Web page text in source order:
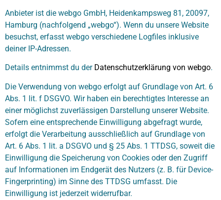
Anbieter ist die webgo GmbH, Heidenkampsweg 81, 20097,
Hamburg (nachfolgend „webgo“). Wenn du unsere Website
besuchst, erfasst webgo verschiedene Logfiles inklusive
deiner IP-Adressen.
Details entnimmst du der Datenschutzerklärung von webgo.
Die Verwendung von webgo erfolgt auf Grundlage von Art. 6
Abs. 1 lit. f DSGVO. Wir haben ein berechtigtes Interesse an
einer möglichst zuverlässigen Darstellung unserer Website.
Sofern eine entsprechende Einwilligung abgefragt wurde,
erfolgt die Verarbeitung ausschließlich auf Grundlage von
Art. 6 Abs. 1 lit. a DSGVO und § 25 Abs. 1 TTDSG, soweit die
Einwilligung die Speicherung von Cookies oder den Zugriff
auf Informationen im Endgerät des Nutzers (z. B. für Device-
Fingerprinting) im Sinne des TTDSG umfasst. Die
Einwilligung ist jederzeit widerrufbar.